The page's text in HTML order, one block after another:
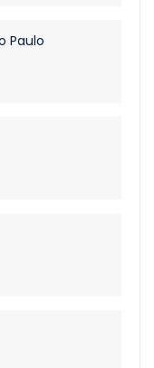
Paulo